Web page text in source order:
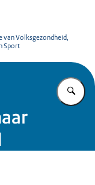
van Volksgezondheid,
Sport